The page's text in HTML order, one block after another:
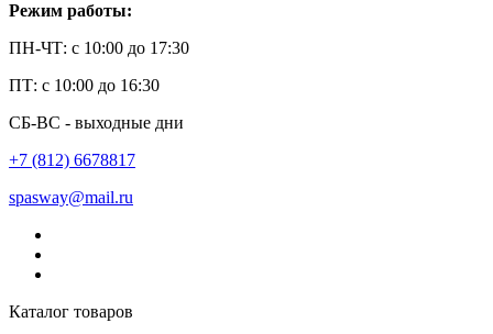
Режим работы:
ПН-ЧТ: с 10:00 до 17:30
ПТ: с 10:00 до 16:30
СБ-ВС - выходные дни
+7 (812) 6678817
spasway@mail.ru
Каталог товаров